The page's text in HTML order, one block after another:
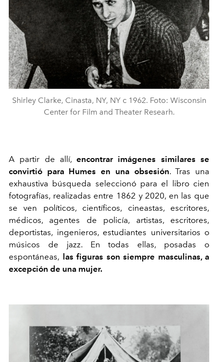
Shirley Clarke, Cinasta, NY, NY c 1962. Foto: Wisconsin
Center for Film and Theater Researh.
A partir de allí,encontrar imágenes similares se
convirtió para Humes en una obsesión. Tras una
exhaustiva búsqueda seleccionó para el libro cien
fotografías, realizadas entre 1862 y 2020, en las que
se ven políticos, científicos, cineastas, escritores,
médicos, agentes de policía, artistas, escritores,
deportistas, ingenieros, estudiantes universitarios o
músicos de jazz. En todas ellas, posadas o
espontáneas, las figuras son siempre masculinas, a
excepción de una mujer.